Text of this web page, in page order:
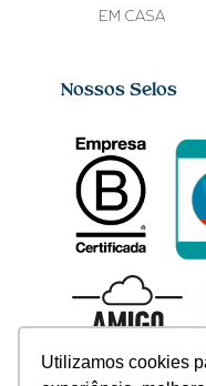
Utilizamos cookies
EM CASA
Nossos Selos